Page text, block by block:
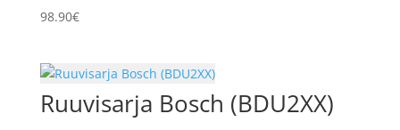
98.90€
Ruuvisarja Bosch (BDU2XX)